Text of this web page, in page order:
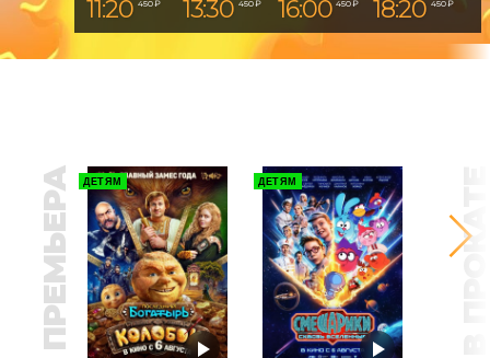
11:20 450 ₽ 13:30 450 ₽ 16:00 450 ₽ 18:20 450 ₽
ПРЕМЬЕРА ДЕТЯМ ДЕТЯМ В